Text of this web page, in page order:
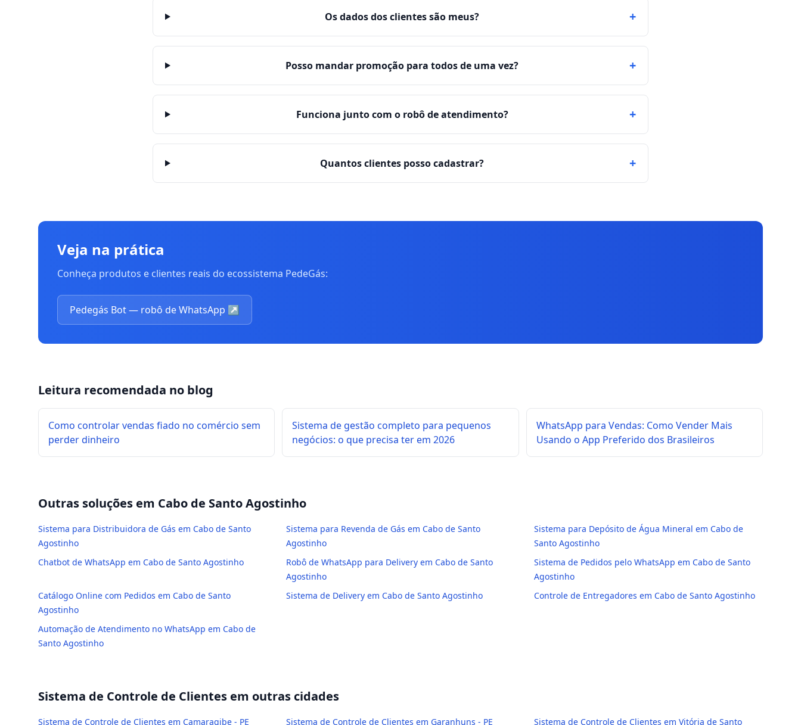
Os dados dos clientes são meus? +
Posso mandar promoção para todos de uma vez? +
Funciona junto com o robô de atendimento? +
Quantos clientes posso cadastrar? +
Veja na prática
Conheça produtos e clientes reais do ecossistema PedeGás:
Pedegás Bot — robô de WhatsApp ↗
Leitura recomendada no blog
Como controlar vendas fiado no comércio sem
perder dinheiro
Sistema de gestão completo para pequenos
negócios: o que precisa ter em 2026
WhatsApp para Vendas: Como Vender Mais
Usando o App Preferido dos Brasileiros
Outras soluções em Cabo de Santo Agostinho
Sistema para Distribuidora de Gás em Cabo de Santo
Agostinho
Sistema para Revenda de Gás em Cabo de Santo
Agostinho
Sistema para Depósito de Água Mineral em Cabo de
Santo Agostinho
Chatbot de WhatsApp em Cabo de Santo Agostinho
Robô de WhatsApp para Delivery em Cabo de Santo
Agostinho
Sistema de Pedidos pelo WhatsApp em Cabo de Santo
Agostinho
Catálogo Online com Pedidos em Cabo de Santo
Agostinho
Sistema de Delivery em Cabo de Santo Agostinho Controle de Entregadores em Cabo de Santo Agostinho
Automação de Atendimento no WhatsApp em Cabo de
Santo Agostinho
Sistema de Controle de Clientes em outras cidades
Sistema de Controle de Clientes em Camaragibe - PE Sistema de Controle de Clientes em Garanhuns - PE Sistema de Controle de Clientes em Vitória de Santo